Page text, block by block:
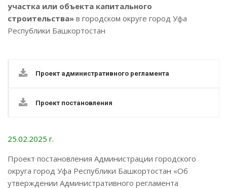
участка или объекта капитального
строительства» в городском округе город Уфа
Республики Башкортостан
Проект административного регламента
Проект постановления
25.02.2025 г.
Проект постановления Администрации городского
округа город Уфа Республики Башкортостан «Об
утверждении Административного регламента